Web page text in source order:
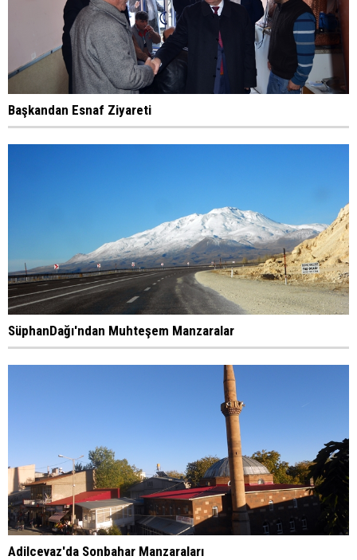
Başkandan Esnaf Ziyareti
SüphanDağı'ndan Muhteşem Manzaralar
Adilcevaz'da Sonbahar Manzaraları